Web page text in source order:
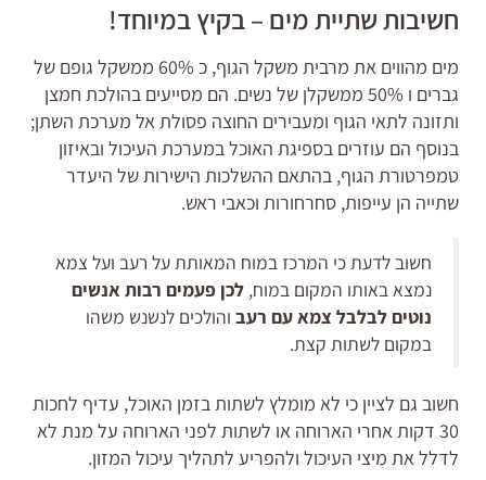
חשיבות שתיית מים – בקיץ במיוחד!
מים מהווים את מרבית משקל הגוף, כ 60% ממשקל גופם של
גברים ו 50% ממשקלן של נשים. הם מסייעים בהולכת חמצן
ותזונה לתאי הגוף ומעבירים החוצה פסולת אל מערכת השתן;
בנוסף הם עוזרים בספיגת האוכל במערכת העיכול ובאיזון
טמפרטורת הגוף, בהתאם ההשלכות הישירות של היעדר
שתייה הן עייפות, סחרחורות וכאבי ראש.
חשוב לדעת כי המרכז במוח המאותת על רעב ועל צמא
נמצא באותו המקום במוח, לכן פעמים רבות אנשים
נוטים לבלבל צמא עם רעב והולכים לנשנש משהו
במקום לשתות קצת.
חשוב גם לציין כי לא מומלץ לשתות בזמן האוכל, עדיף לחכות
30 דקות אחרי הארוחה או לשתות לפני הארוחה על מנת לא
לדלל את מיצי העיכול ולהפריע לתהליך עיכול המזון.